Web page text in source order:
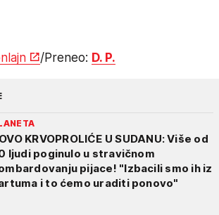
/Preneo: D. P.
KRVOPROLIĆE U SUDANU: Više od
ljudi poginulo u stravičnom
pijace! "Izbacili smo ih iz
i to ćemo uraditi ponovo"